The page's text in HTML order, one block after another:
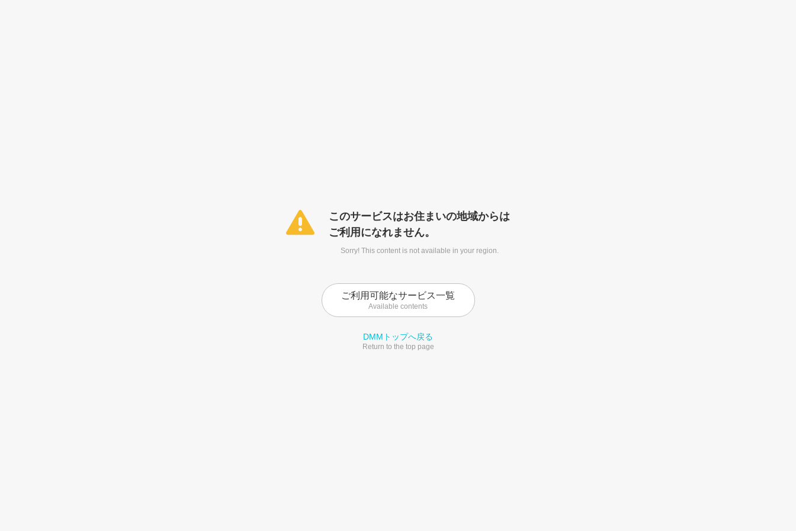
このサービスはお住まいの地域からは
ご利用になれません。
Sorry! This content is not available in your region.
ご利用可能なサービス一覧
Available contents
DMMトップへ戻る
Return to the top page